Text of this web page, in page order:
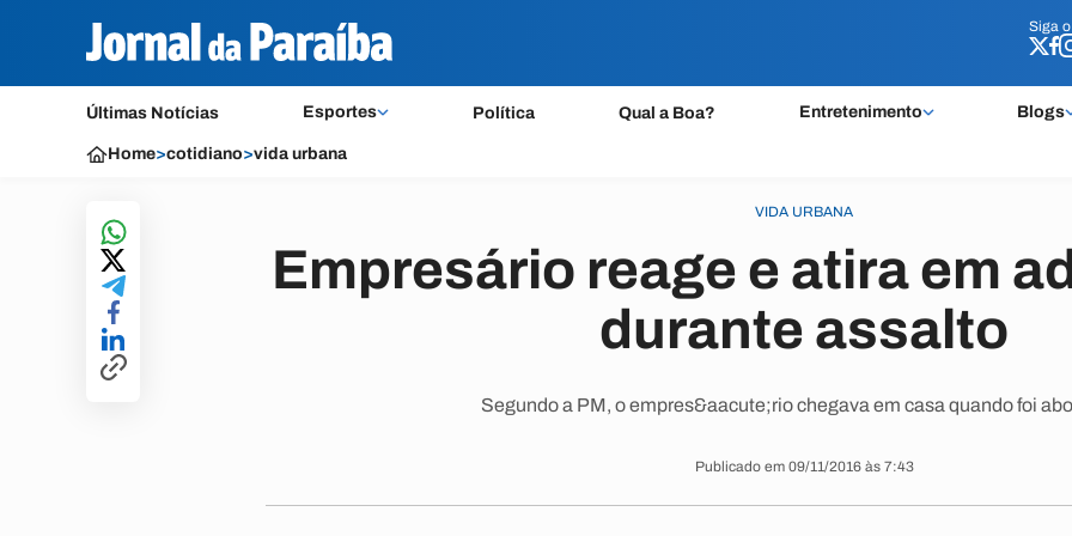
Siga o
Últimas Notícias Esportes Política Qual a Boa? Entretenimento Blogs
Siga o
Home>cotidiano>vida urbana
VIDA URBANA
Empresário reage e atira em
durante assalto
Segundo a PM, o empres&aacute;rio chegava em casa quando foi
Publicado em 09/11/2016 às 7:43